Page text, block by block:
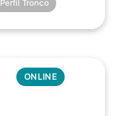
Perfil Tronco
ONLINE